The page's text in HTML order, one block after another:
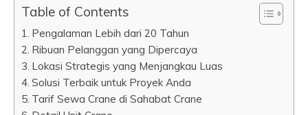
Table of Contents
Pengalaman Lebih dari 20 Tahun
Ribuan Pelanggan yang Dipercaya
Lokasi Strategis yang Menjangkau Luas
Solusi Terbaik untuk Proyek Anda
Tarif Sewa Crane di Sahabat Crane